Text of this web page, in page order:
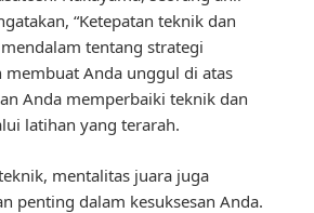
“Ketepatan teknik dan
tentang strategi
membuat Anda unggul di atas
Anda memperbaiki teknik dan
latihan yang terarah.
mentalitas juara juga
penting dalam kesuksesan Anda.